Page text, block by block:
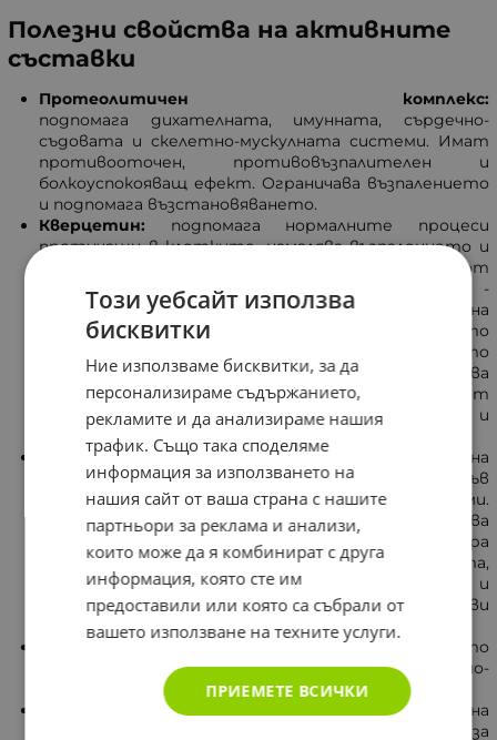
Полезни свойства на активните
съставки
Протеолитичен комплекс:
подпомага дихателната, имунната, сърдечно-
съдовата и скелетно-мускулната системи. Имат
противооточен, противовъзпалителен и
болкоуспокояващ ефект. Ограничава възпалението
и подпомага възстановяването.
Кверцетин: подпомага нормалните процеси
протичащи в клетките, намалява възпалението и
редуцира негативните ефекти от
оксидативният стрес. Подпомага сърдечно -
съдовата система, съдейства за поддържане на
здрави кръвоносни съдове, намалява кръвното
налягане. Повлиява благоприятно на кожата, като
подобрява нейната здравина, възстановява
естествената еластичност и предпазва от
дехидратиране. Намалява риска от инфаркт и
инсулт.
Бромелаин:възпрепятства агрегацията на
тромбоцитите, които участват във
формирането на тромби и хематоми.
Предотвратява образуването на нови и намалява
съществуващите отоци. Редуцира
болката, изпoлзва се за укрепване на имунитета,
ускoряване на рeгенерацията след нaранявания и
като част от превенцията на сърдeчно-съдови
зaболявания.
има важна роля в клетъчното
делене. Подпомага нервната и опорно-
двигателната система.
необходим е за поддържане на
мускулния тонус на стомашно-чревния тракт и за
Този уебсайт използва
бисквитки
Ние използваме бисквитки, за да
персонализираме съдържанието,
рекламите и да анализираме нашия
трафик. Също така споделяме
информация за използването на
нашия сайт от ваша страна с нашите
партньори за реклама и анализи,
които може да я комбинират с друга
информация, която сте им
предоставили или която са събрали от
вашето използване на техните услуги.
ПРИЕМЕТЕ ВСИЧКИ